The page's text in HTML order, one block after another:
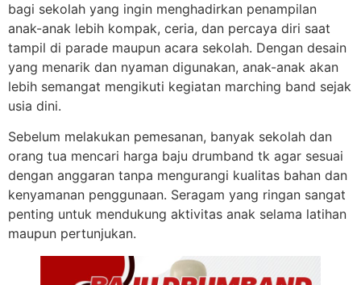
bagi sekolah yang ingin menghadirkan penampilan
anak-anak lebih kompak, ceria, dan percaya diri saat
tampil di parade maupun acara sekolah. Dengan desain
yang menarik dan nyaman digunakan, anak-anak akan
lebih semangat mengikuti kegiatan marching band sejak
usia dini.
Sebelum melakukan pemesanan, banyak sekolah dan
orang tua mencari harga baju drumband tk agar sesuai
dengan anggaran tanpa mengurangi kualitas bahan dan
kenyamanan penggunaan. Seragam yang ringan sangat
penting untuk mendukung aktivitas anak selama latihan
maupun pertunjukan.